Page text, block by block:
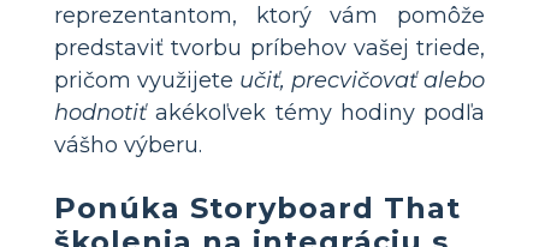
reprezentantom, ktorý vám pomôže
predstaviť tvorbu príbehov vašej triede,
pričom využijete učiť, precvičovať alebo
hodnotiťakékoľvek témy hodiny podľa
vášho výberu.
Ponúka Storyboard That